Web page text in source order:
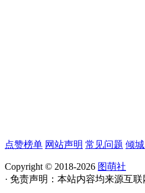
点赞榜单 网站声明 常见问题 倾
Copyright © 2018-2026 图萌社
· 免责声明：本站内容均来源互